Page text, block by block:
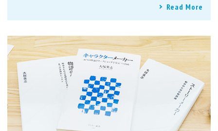
Read More